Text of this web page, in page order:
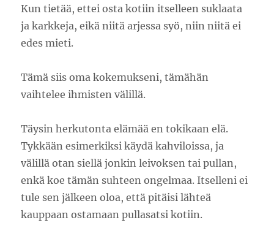
Kun tietää, ettei osta kotiin itselleen suklaata
ja karkkeja, eikä niitä arjessa syö, niin niitä ei
edes mieti.
Tämä siis oma kokemukseni, tämähän
vaihtelee ihmisten välillä.
Täysin herkutonta elämää en tokikaan elä.
Tykkään esimerkiksi käydä kahviloissa, ja
välillä otan siellä jonkin leivoksen tai pullan,
enkä koe tämän suhteen ongelmaa. Itselleni ei
tule sen jälkeen oloa, että pitäisi lähteä
kauppaan ostamaan pullasatsi kotiin.